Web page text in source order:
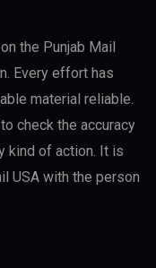
the Punjab Mail
Every effort has
material reliable.
check the accuracy
kind of action. It is
USA with the person